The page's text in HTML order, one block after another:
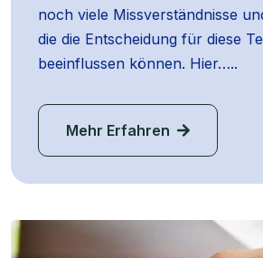
noch viele Missverständnisse
die die Entscheidung für diese
beeinflussen können. Hier…..
Mehr Erfahren